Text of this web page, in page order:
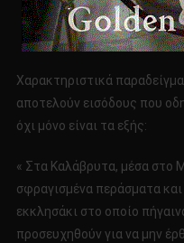
Χαρακτηριστικά
αποτελούν εισόδους που
όχι μόνο είναι τα εξής:
« Στα Καλάβρυτα, μέσα στο
σφραγισμένα περάσματα και
εκκλησάκι στο οποίο
προσευχηθούν για να μην